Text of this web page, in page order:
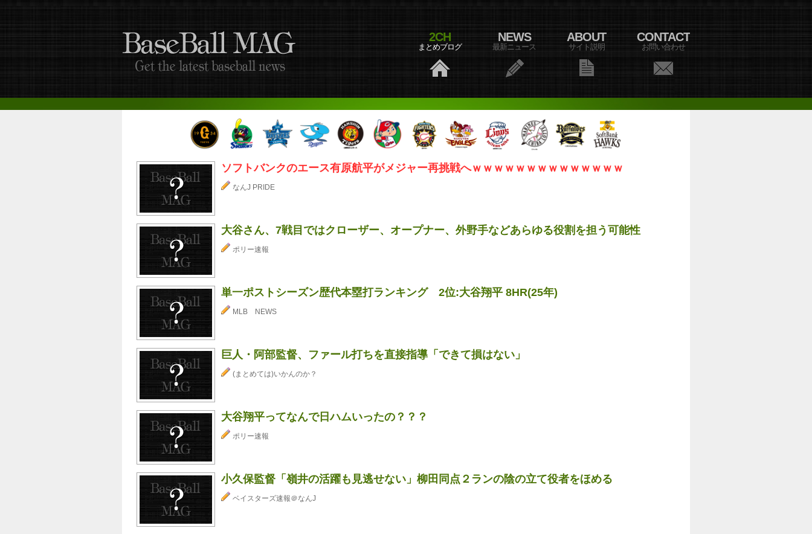
2CH
まとめブログ
NEWS
最新ニュース
ABOUT
サイト説明
CONTACT
お問い合わせ
ソフトバンクのエース有原航平がメジャー再挑戦へｗｗｗｗｗｗｗｗｗｗｗｗｗｗ
なんJ PRIDE
大谷さん、7戦目ではクローザー、オープナー、外野手などあらゆる役割を担う可能性
ポリー速報
単一ポストシーズン歴代本塁打ランキング 2位:大谷翔平 8HR(25年)
MLB NEWS
巨人・阿部監督、ファール打ちを直接指導「できて損はない」
(まとめては)いかんのか？
大谷翔平ってなんで日ハムいったの？？？
ポリー速報
小久保監督「嶺井の活躍も見逃せない」柳田同点２ランの陰の立て役者をほめる
ベイスターズ速報＠なんJ